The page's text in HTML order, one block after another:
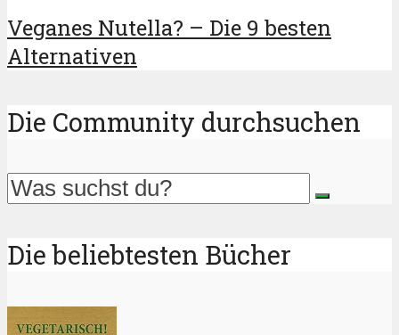
Veganes Nutella? – Die 9 besten
Alternativen
Die Community durchsuchen
Die beliebtesten Bücher